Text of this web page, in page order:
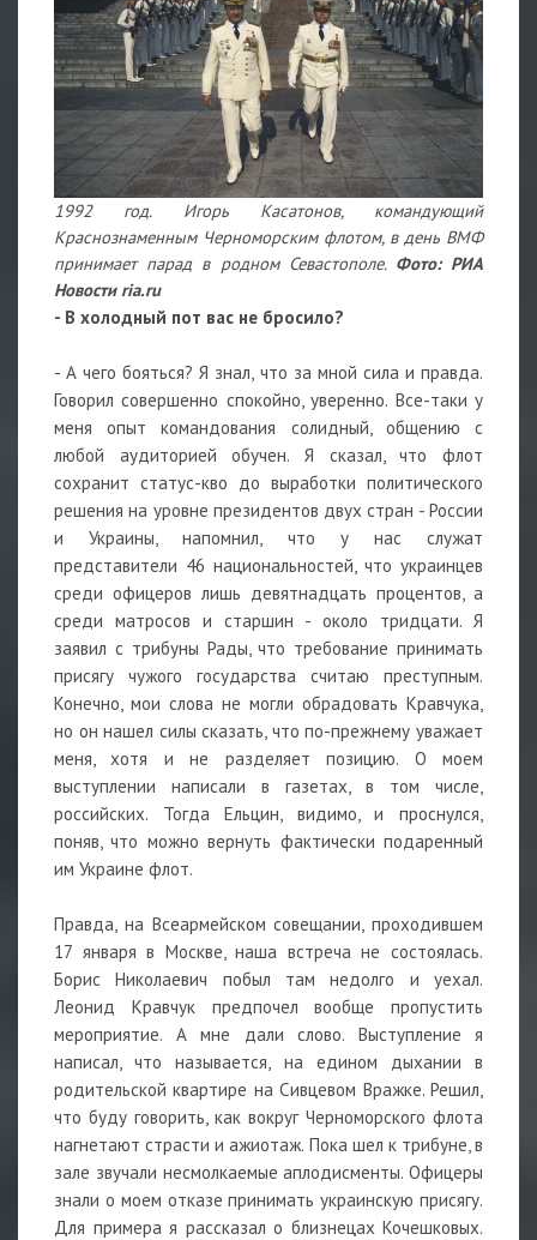
1992 год. Игорь Касатонов, командующий
Краснознаменным Черноморским флотом, в день ВМФ
принимает парад в родном Севастополе. Фото: РИА
Новости ria.ru
- В холодный пот вас не бросило?
- А чего бояться? Я знал, что за мной сила и правда.
Говорил совершенно спокойно, уверенно. Все-таки у
меня опыт командования солидный, общению с
любой аудиторией обучен. Я сказал, что флот
сохранит статус-кво до выработки политического
решения на уровне президентов двух стран - России
и Украины, напомнил, что у нас служат
представители 46 национальностей, что украинцев
среди офицеров лишь девятнадцать процентов, а
среди матросов и старшин - около тридцати. Я
заявил с трибуны Рады, что требование принимать
присягу чужого государства считаю преступным.
Конечно, мои слова не могли обрадовать Кравчука,
но он нашел силы сказать, что по-прежнему уважает
меня, хотя и не разделяет позицию. О моем
выступлении написали в газетах, в том числе,
российских. Тогда Ельцин, видимо, и проснулся,
поняв, что можно вернуть фактически подаренный
им Украине флот.
Правда, на Всеармейском совещании, проходившем
17 января в Москве, наша встреча не состоялась.
Борис Николаевич побыл там недолго и уехал.
Леонид Кравчук предпочел вообще пропустить
мероприятие. А мне дали слово. Выступление я
написал, что называется, на едином дыхании в
родительской квартире на Сивцевом Вражке. Решил,
что буду говорить, как вокруг Черноморского флота
нагнетают страсти и ажиотаж. Пока шел к трибуне, в
зале звучали несмолкаемые аплодисменты. Офицеры
знали о моем отказе принимать украинскую присягу.
Для примера я рассказал о близнецах Кочешковых.